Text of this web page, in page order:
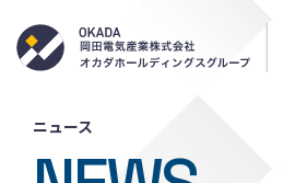
ニュース